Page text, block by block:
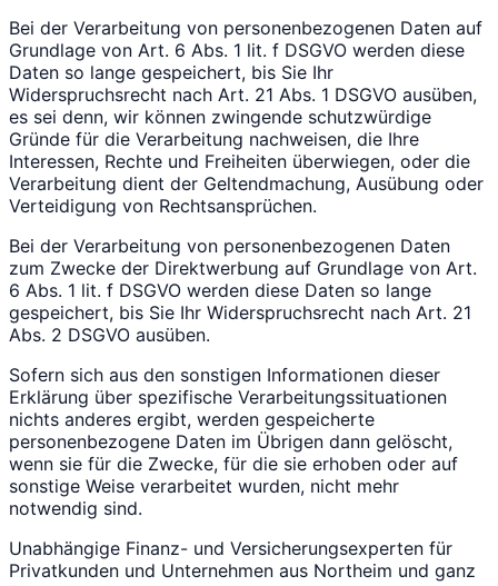
Bei der Verarbeitung von personenbezogenen Daten auf
Grundlage von Art. 6 Abs. 1 lit. f DSGVO werden diese
Daten so lange gespeichert, bis Sie Ihr
Widerspruchsrecht nach Art. 21 Abs. 1 DSGVO ausüben,
es sei denn, wir können zwingende schutzwürdige
Gründe für die Verarbeitung nachweisen, die Ihre
Interessen, Rechte und Freiheiten überwiegen, oder die
Verarbeitung dient der Geltendmachung, Ausübung oder
Verteidigung von Rechtsansprüchen.
Bei der Verarbeitung von personenbezogenen Daten
zum Zwecke der Direktwerbung auf Grundlage von Art.
6 Abs. 1 lit. f DSGVO werden diese Daten so lange
gespeichert, bis Sie Ihr Widerspruchsrecht nach Art. 21
Abs. 2 DSGVO ausüben.
Sofern sich aus den sonstigen Informationen dieser
Erklärung über spezifische Verarbeitungssituationen
nichts anderes ergibt, werden gespeicherte
personenbezogene Daten im Übrigen dann gelöscht,
wenn sie für die Zwecke, für die sie erhoben oder auf
sonstige Weise verarbeitet wurden, nicht mehr
notwendig sind.
Unabhängige Finanz- und Versicherungsexperten für
Privatkunden und Unternehmen aus Northeim und ganz